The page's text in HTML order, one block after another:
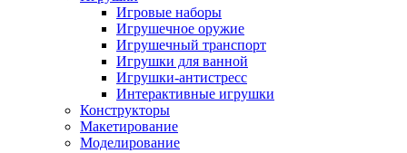
Игровые наборы
Игрушечное оружие
Игрушечный транспорт
Игрушки для ванной
Игрушки-антистресс
Интерактивные игрушки
Конструкторы
Макетирование
Моделирование